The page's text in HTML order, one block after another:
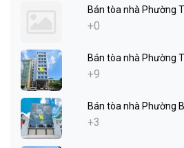
Bán tòa nhà Phường
+0
Bán tòa nhà Phường
+9
Bán tòa nhà Phường
+3